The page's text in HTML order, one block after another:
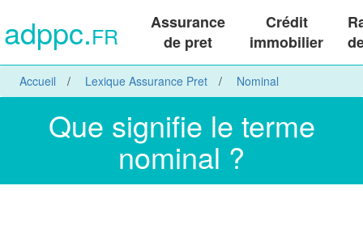
adppc.FR
Assurance
de pret
Crédit
immobilier
Accueil Lexique Assurance Pret Nominal
Que signifie le terme
nominal ?